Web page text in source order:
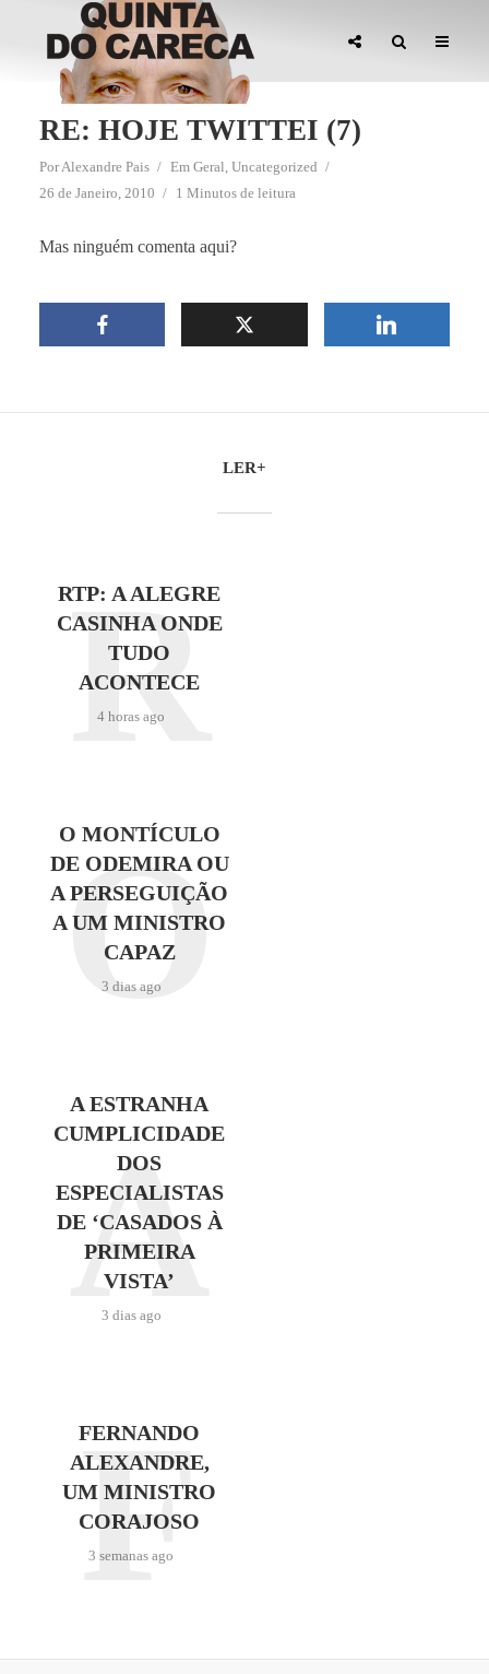
RE: HOJE TWITTEI (7)
PorAlexandre Pais Em Geral, Uncategorized
26 de Janeiro, 2010
1 Minutos de leitura
Mas ninguém comenta aqui?
LER+
RTP: A ALEGRE
CASINHA ONDE
TUDO
ACONTECE
4 horas ago
R
O MONTÍCULO
DE ODEMIRA OU
A PERSEGUIÇÃO
A UM MINISTRO
CAPAZ
3 dias ago
O
A ESTRANHA
CUMPLICIDADE
DOS
ESPECIALISTAS
DE ‘CASADOS À
PRIMEIRA
VISTA’
3 dias ago
A
FERNANDO
ALEXANDRE,
UM MINISTRO
CORAJOSO
3 semanas ago
F